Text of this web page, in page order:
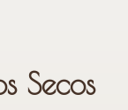
Secos